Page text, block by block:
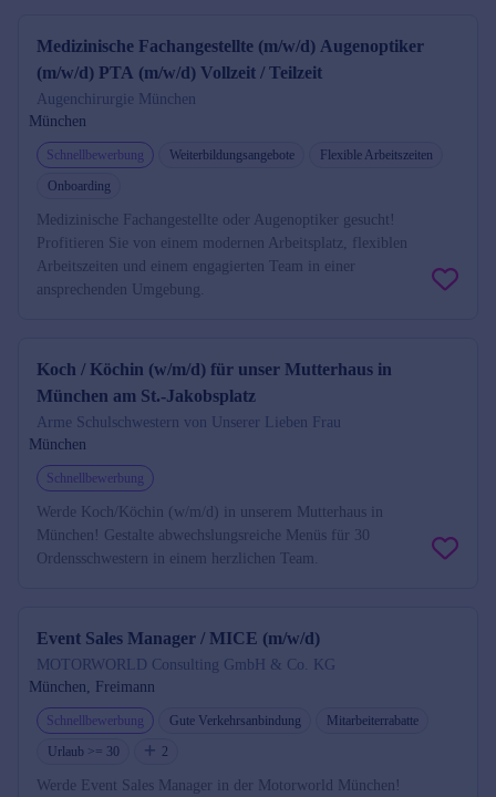
Medizinische Fachangestellte (m/w/d) Augenoptiker
(m/w/d) PTA (m/w/d) Vollzeit / Teilzeit
Augenchirurgie München
München
Schnellbewerbung Weiterbildungsangebote
Flexible Arbeitszeiten
Onboarding
Medizinische Fachangestellte oder Augenoptiker gesucht!
Profitieren Sie von einem modernen Arbeitsplatz, flexiblen
Arbeitszeiten und einem engagierten Team in einer
ansprechenden Umgebung.
Koch / Köchin (w/m/d) für unser Mutterhaus in
München am St.-Jakobsplatz
Arme Schulschwestern von Unserer Lieben Frau
München
Schnellbewerbung
Werde Koch/Köchin (w/m/d) in unserem Mutterhaus in
München! Gestalte abwechslungsreiche Menüs für 30
Ordensschwestern in einem herzlichen Team.
Event Sales Manager / MICE (m/w/d)
MOTORWORLD Consulting GmbH & Co. KG
München, Freimann
Schnellbewerbung Gute Verkehrsanbindung
Mitarbeiterrabatte
Urlaub >= 30
2
Werde Event Sales Manager in der Motorworld München!